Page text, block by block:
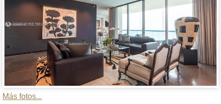
Más fotos...